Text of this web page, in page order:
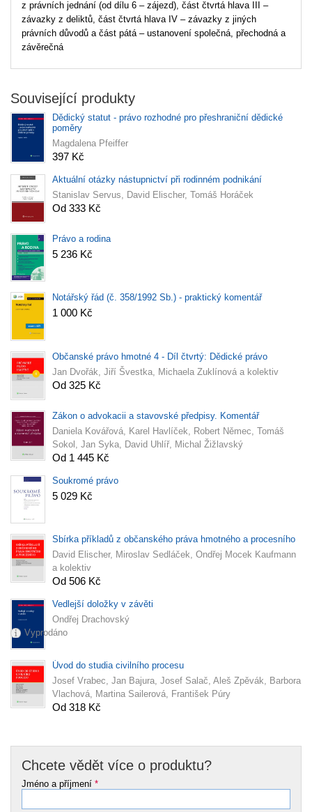
z právních jednání (od dílu 6 – zájezd), část čtvrtá hlava III –
závazky z deliktů, část čtvrtá hlava IV – závazky z jiných
právních důvodů a část pátá – ustanovení společná, přechodná a
závěrečná
Související produkty
Dědický statut - právo rozhodné pro přeshraniční dědické
poměry
Magdalena Pfeiffer
397 Kč
Aktuální otázky nástupnictví při rodinném podnikání
Stanislav Servus, David Elischer, Tomáš Horáček
Od 333 Kč
Právo a rodina
5 236 Kč
Notářský řád (č. 358/1992 Sb.) - praktický komentář
1 000 Kč
Občanské právo hmotné 4 - Díl čtvrtý: Dědické právo
Jan Dvořák, Jiří Švestka, Michaela Zuklínová a kolektiv
Od 325 Kč
Zákon o advokacii a stavovské předpisy. Komentář
Daniela Kovářová, Karel Havlíček, Robert Němec, Tomáš
Sokol, Jan Syka, David Uhlíř, Michal Žižlavský
Od 1 445 Kč
Soukromé právo
5 029 Kč
Sbírka příkladů z občanského práva hmotného a procesního
David Elischer, Miroslav Sedláček, Ondřej Mocek Kaufmann
a kolektiv
Od 506 Kč
Vedlejší doložky v závěti
Ondřej Drachovský
Vyprodáno
Úvod do studia civilního procesu
Josef Vrabec, Jan Bajura, Josef Salač, Aleš Zpěvák, Barbora
Vlachová, Martina Sailerová, František Púry
Od 318 Kč
Chcete vědět více o produktu?
Jméno a příjmení *